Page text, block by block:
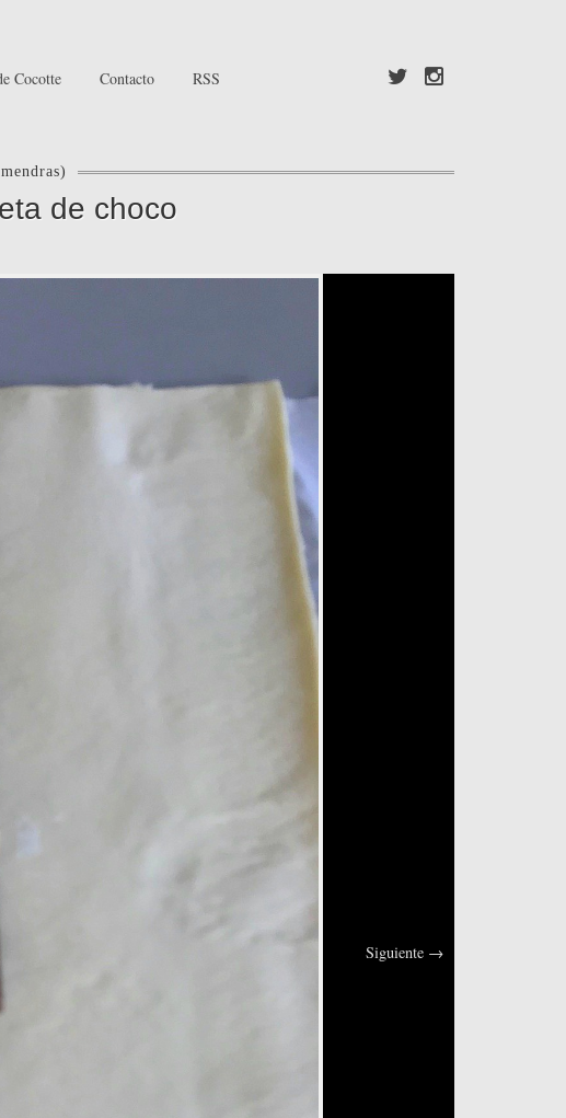
Cocotte Contacto RSS
de choco
Siguiente →